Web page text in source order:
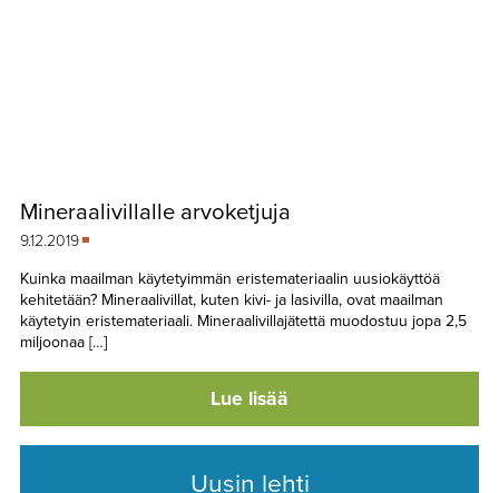
Mineraalivillalle arvoketjuja
9.12.2019
Kuinka maailman käytetyimmän eristemateriaalin uusiokäyttöä
kehitetään? Mineraalivillat, kuten kivi- ja lasivilla, ovat maailman
käytetyin eristemateriaali. Mineraalivillajätettä muodostuu jopa 2,5
miljoonaa […]
Lue lisää
Uusin lehti